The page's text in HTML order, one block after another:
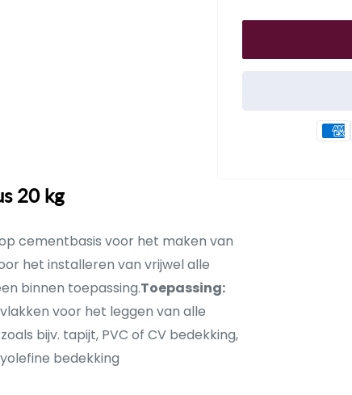
20 kg
cementbasis voor het maken van
het installeren van vrijwel alle
binnen toepassing.Toepassing:
voor het leggen van alle
bijv. tapijt, PVC of CV bedekking,
bedekking